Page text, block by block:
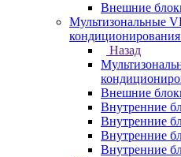
Внешние
Мультизональные
кондиционирования
Назад
Внешние
Внутренние
Внутренние
Внутренние
Внутренние